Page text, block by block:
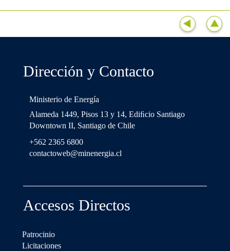
Dirección y Contacto
Ministerio de Energía
Alameda 1449, Pisos 13 y 14, Ediﬁcio Santiago
Downtown II, Santiago de Chile
+562 2365 6800
contactoweb@minenergia.cl
Accesos Directos
Patrocinio
Licitaciones